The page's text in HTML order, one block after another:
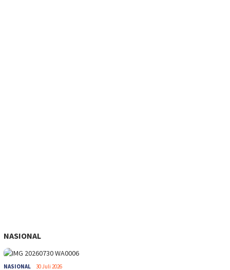
NASIONAL
NASIONAL 30 Juli 2026